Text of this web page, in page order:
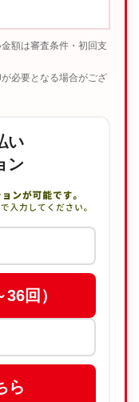
額は審査条件・初回支
必要となる場合がござ
い
ン